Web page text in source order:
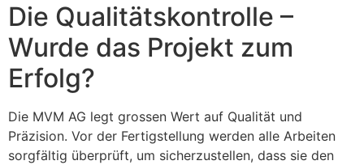
Die Qualitätskontrolle –
Wurde das Projekt zum
Erfolg?
Die MVM AG legt grossen Wert auf Qualität und
Präzision. Vor der Fertigstellung werden alle Arbeiten
sorgfältig überprüft, um sicherzustellen, dass sie den